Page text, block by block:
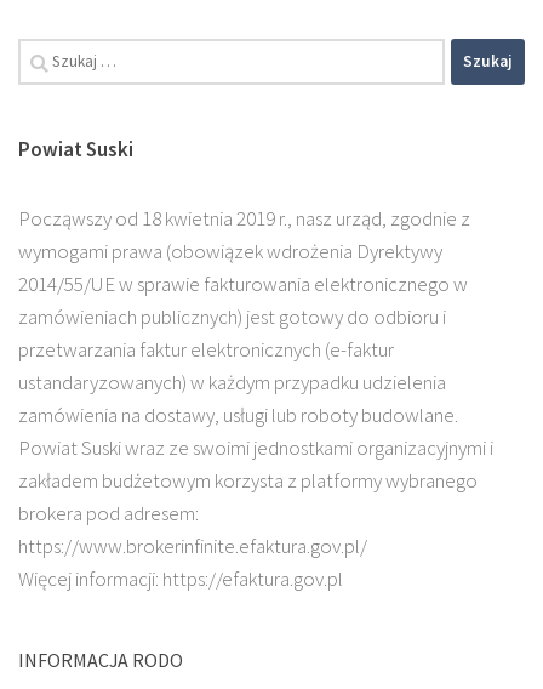
Powiat Suski
Począwszy od 18 kwietnia 2019 r., nasz urząd, zgodnie z
wymogami prawa (obowiązek wdrożenia Dyrektywy
2014/55/UE w sprawie fakturowania elektronicznego w
zamówieniach publicznych) jest gotowy do odbioru i
przetwarzania faktur elektronicznych (e-faktur
ustandaryzowanych) w każdym przypadku udzielenia
zamówienia na dostawy, usługi lub roboty budowlane.
Powiat Suski wraz ze swoimi jednostkami organizacyjnymi i
zakładem budżetowym korzysta z platformy wybranego
brokera pod adresem:
https://www.brokerinfinite.efaktura.gov.pl/
Więcej informacji: https://efaktura.gov.pl
INFORMACJA RODO